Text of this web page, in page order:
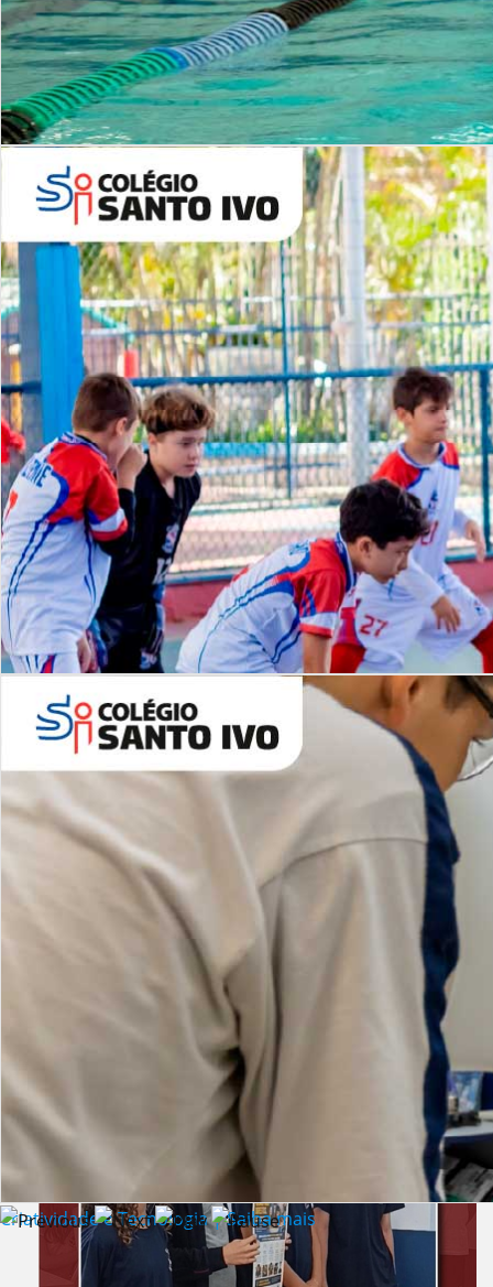
Período Integral | Saiba mais
Desafios | Saiba mais
Criatividade e Tecnologia | Saiba mais
Lista de vídeos
NOSSOCANAL